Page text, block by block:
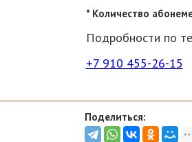
* Количество
Подробности по
+7 910 455-26-15
Поделиться: